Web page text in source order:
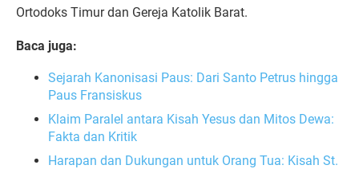
Ortodoks Timur dan Gereja Katolik Barat.
Baca juga:
Sejarah Kanonisasi Paus: Dari Santo Petrus hingga
Paus Fransiskus
Klaim Paralel antara Kisah Yesus dan Mitos Dewa:
Fakta dan Kritik
Harapan dan Dukungan untuk Orang Tua: Kisah St.